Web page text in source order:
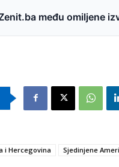
među omiljene
i Hercegovina Sjedinjene